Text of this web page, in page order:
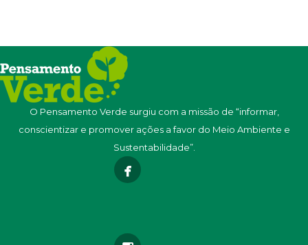
O Pensamento Verde surgiu com a missão de “informar,
conscientizar e promover ações a favor do Meio Ambiente e
Sustentabilidade”.